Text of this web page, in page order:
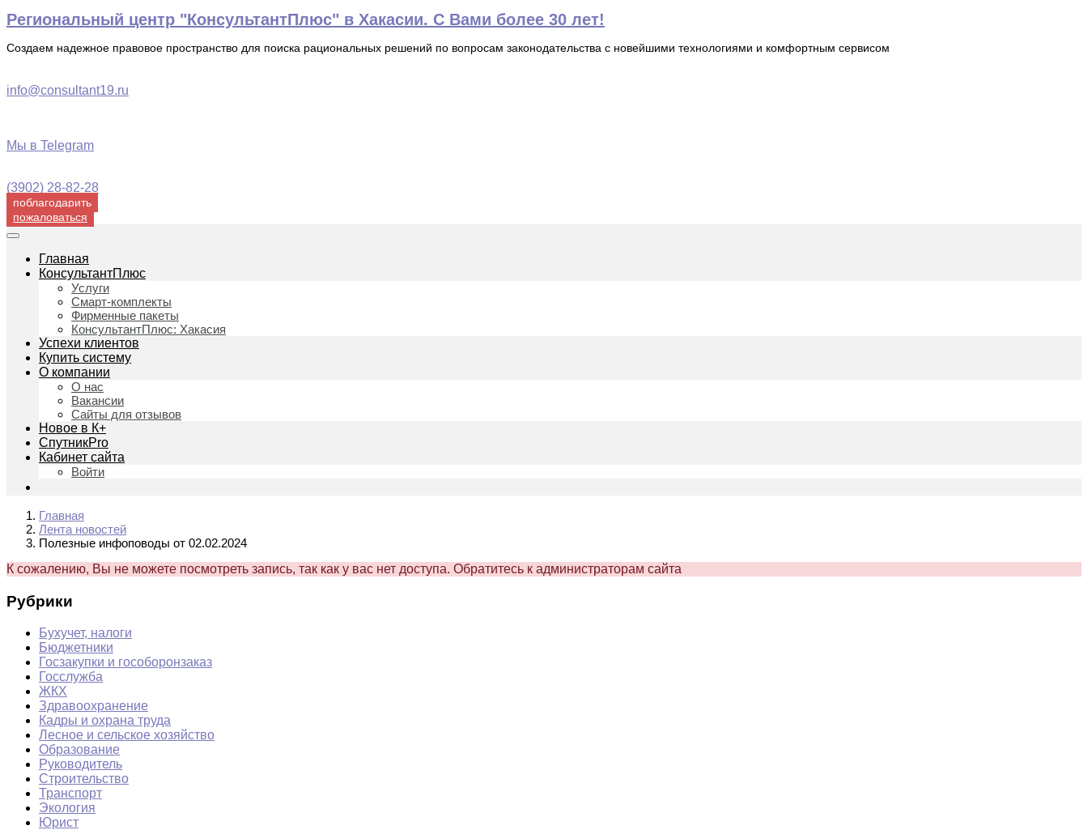
Перейти
к
содержимому
Региональный центр "КонсультантПлюс" в Хакасии. С Вами более 30 лет!
Создаем надежное правовое пространство для поиска рациональных решений по вопросам законодательства с новейшими технологиями и комфортным сервисом
info@consultant19.ru
Мы в Telegram
(3902) 28-82-28
поблагодарить
пожаловаться
Главная
КонсультантПлюс
Услуги
Смарт-комплекты
Фирменные пакеты
КонсультантПлюс: Хакасия
Успехи клиентов
Купить систему
О компании
О нас
Вакансии
Сайты для отзывов
Новое в К+
СпутникPro
Кабинет сайта
Войти
Главная
Лента новостей
Полезные инфоповоды от 02.02.2024
К сожалению, Вы не можете посмотреть запись, так как у вас нет доступа. Обратитесь к администраторам сайта
Рубрики
Бухучет, налоги
Бюджетники
Госзакупки и гособоронзаказ
Госслужба
ЖКХ
Здравоохранение
Кадры и охрана труда
Лесное и сельское хозяйство
Образование
Руководитель
Строительство
Транспорт
Экология
Юрист